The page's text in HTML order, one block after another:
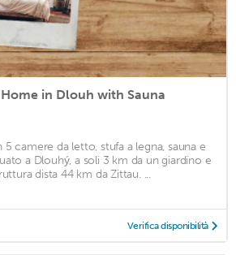
in Dlouh with Sauna
camere da letto, stufa a legna, sauna e
a Dlouhý, a soli 3 km da un giardino e
dista 44 km da Zittau. ...
Verifica disponibilità